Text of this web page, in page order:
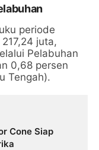
periode
juta,
Pelabuhan
0,68 persen
Tengah).
Cone Siap